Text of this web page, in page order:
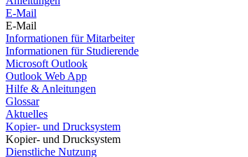
E-Mail
E-Mail
Informationen für Mitarbeiter
Informationen für Studierende
Microsoft Outlook
Outlook Web App
Hilfe & Anleitungen
Glossar
Aktuelles
Kopier- und Drucksystem
Kopier- und Drucksystem
Dienstliche Nutzung